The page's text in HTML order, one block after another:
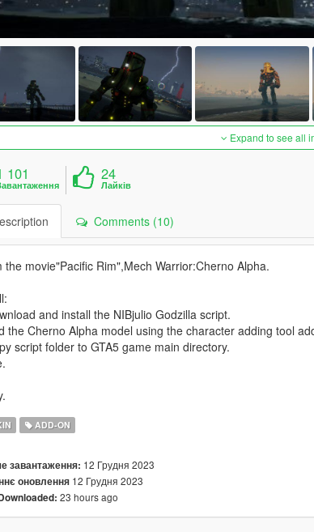
Expand to see all
101 24
Лайків
Comments (10)
the movie"Pacific Rim",Mech Warrior:Cherno Alpha.
and install the NIBjulio Godzilla script.
the Cherno Alpha model using the character adding tool
script folder to GTA5 game main directory.
ADD-ON
завантаження: 12 Грудня 2023
оновлення12 Грудня 2023
23 hours ago